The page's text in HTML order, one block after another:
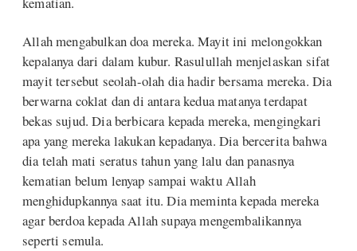
Allah mengabulkan doa mereka. Mayit ini melongokkan
kepalanya dari dalam kubur. Rasulullah menjelaskan sifat
mayit tersebut seolah-olah dia hadir bersama mereka. Dia
berwarna coklat dan di antara kedua matanya terdapat
bekas sujud. Dia berbicara kepada mereka, mengingkari
apa yang mereka lakukan kepadanya. Dia bercerita bahwa
dia telah mati seratus tahun yang lalu dan panasnya
kematian belum lenyap sampai waktu Allah
menghidupkannya saat itu. Dia meminta kepada mereka
agar berdoa kepada Allah supaya mengembalikannya
seperti semula.